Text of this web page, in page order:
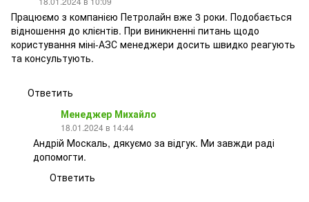
Працюємо з компанією Петролайн вже 3 роки. Подобається
відношення до клієнтів. При виникненні питань щодо
користування міні-АЗС менеджери досить швидко реагують
та консультують.
Ответить
Менеджер Михайло
18.01.2024 в 14:44
Андрій Москаль, дякуємо за відгук. Ми завжди раді
допомогти.
Ответить